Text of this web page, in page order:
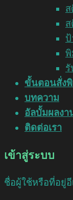
ส
ส
พิ
ขั้นตอนสั่ง
บทความ
อัลบั้มผลงา
ติดต่อเรา
เข้าสู่ระบบ
ชื่อผู้ใช้หรือที่อยู่อี